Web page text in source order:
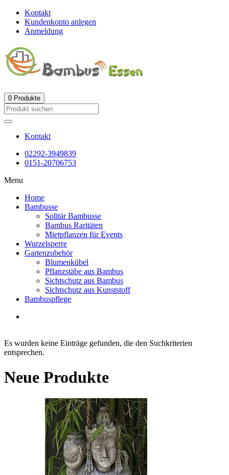
Kontakt
Kundenkonto anlegen
Anmeldung
0 Produkte
Kontakt
02292-3949839
0151-20706753
Menu
Home
Bambusse
Solitär Bambusse
Bambus Raritäten
Mietpflanzen für Events
Wurzelsperre
Gartenzubehör
Blumenkübel
Pflanzstäbe aus Bambus
Sichtschutz aus Bambus
Sichtschutz aus Kunststoff
Bambuspflege
Es wurden keine Einträge gefunden, die den Suchkriterien
entsprechen.
Neue Produkte